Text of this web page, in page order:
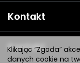
Kontakt
Kontakt
Klikając “Zgoda”
danych cookie na